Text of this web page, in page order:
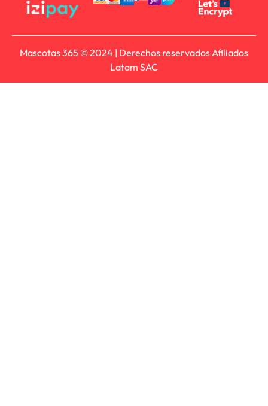
Mascotas 365 © 2024 | Derechos reservados Afiliados
Latam SAC